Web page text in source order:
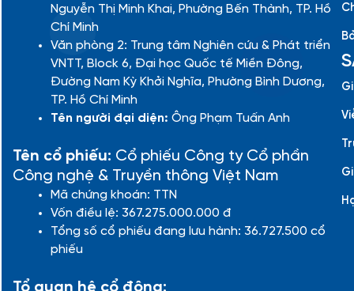
Nguyễn Thị Minh Khai, Phường Bến Thành, TP. Hồ
Chí Minh
Văn phòng 2: Trung tâm Nghiên cứu & Phát triển
VNTT, Block 6, Đại học Quốc tế Miền Đông,
Đường Nam Kỳ Khởi Nghĩa, Phường Bình Dương,
TP. Hồ Chí Minh
Tên người đại diện: Ông Phạm Tuấn Anh
Tên cổ phiếu: Cổ phiếu Công ty Cổ phần
Công nghệ & Truyền thông Việt Nam
Mã chứng khoán: TTN
Vốn điều lệ: 367.275.000.000 đ
Tổng số cổ phiếu đang lưu hành: 36.727.500 cổ
phiếu
Tổ quan hệ cổ đông: